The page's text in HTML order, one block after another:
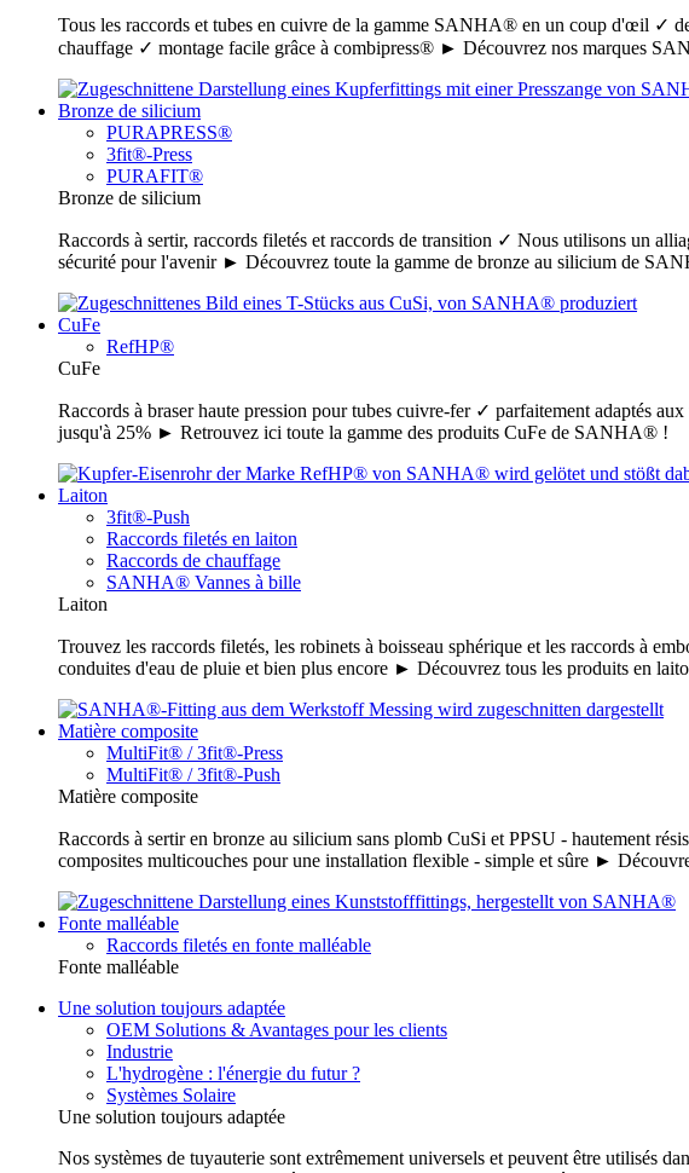
Tous les raccords et tubes en cuivre de la gamme SANHA® en un coup d'œil ✓
chauffage ✓ montage facile grâce à combipress® ► Découvrez nos marques
Bronze de silicium
PURAPRESS®
3fit®-Press
PURAFIT®
Bronze de silicium
Raccords à sertir, raccords filetés et raccords de transition ✓ Nous utilisons un
sécurité pour l'avenir ► Découvrez toute la gamme de bronze au silicium de
CuFe
RefHP®
CuFe
Raccords à braser haute pression pour tubes cuivre-fer ✓ parfaitement adaptés
jusqu'à 25% ► Retrouvez ici toute la gamme des produits CuFe de SANHA® !
Laiton
3fit®-Push
Raccords filetés en laiton
Raccords de chauffage
SANHA® Vannes à bille
Laiton
Trouvez les raccords filetés, les robinets à boisseau sphérique et les raccords à
conduites d'eau de pluie et bien plus encore ► Découvrez tous les produits en
Matière composite
MultiFit® / 3fit®-Press
MultiFit® / 3fit®-Push
Matière composite
Raccords à sertir en bronze au silicium sans plomb CuSi et PPSU - hautement
composites multicouches pour une installation flexible - simple et sûre ►
Fonte malléable
Raccords filetés en fonte malléable
Fonte malléable
Une solution toujours adaptée
OEM Solutions & Avantages pour les clients
Industrie
L'hydrogène : l'énergie du futur ?
Systèmes Solaire
Une solution toujours adaptée
Nos systèmes de tuyauterie sont extrêmement universels et peuvent être utilisés